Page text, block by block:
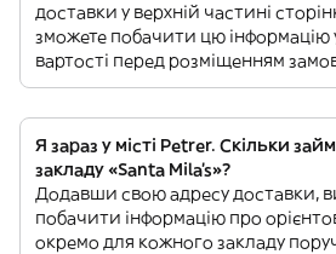
доставки у верхній частині
зможете побачити цю інформацію у
вартості перед розміщенням
Я зараз у місті Petrer. Скільки
закладу «Santa Mila's»?
Додавши свою адресу доставки,
побачити інформацію про
окремо для кожного закладу